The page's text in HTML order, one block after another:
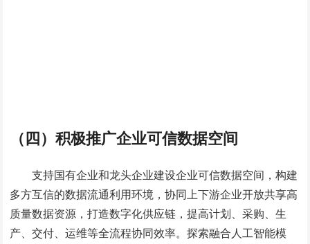
（四）积极推广企业可信数据空间
支持国有企业和龙头企业建设企业可信数据空间，构建
多方互信的数据流通利用环境，协同上下游企业开放共享高
质量数据资源，打造数字化供应链，提高计划、采购、生
产、交付、运维等全流程协同效率。探索融合人工智能模